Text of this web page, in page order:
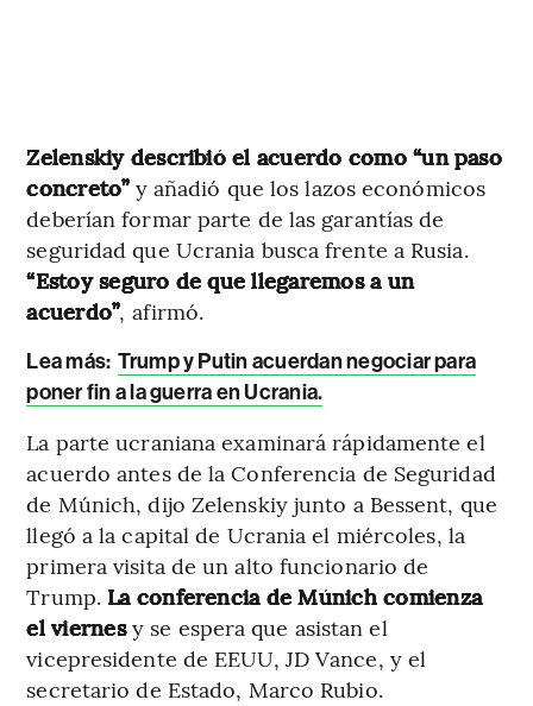
Zelenskiy describió el acuerdo como “un paso
concreto” y añadió que los lazos económicos
deberían formar parte de las garantías de
seguridad que Ucrania busca frente a Rusia.
“Estoy seguro de que llegaremos a un
acuerdo”, afirmó.
Lea más: Trump y Putin acuerdan negociar para
poner fin a la guerra en Ucrania.
La parte ucraniana examinará rápidamente el
acuerdo antes de la Conferencia de Seguridad
de Múnich, dijo Zelenskiy junto a Bessent, que
llegó a la capital de Ucrania el miércoles, la
primera visita de un alto funcionario de
Trump. La conferencia de Múnich comienza
el viernesy se espera que asistan el
vicepresidente de EEUU, JD Vance, y el
secretario de Estado, Marco Rubio.